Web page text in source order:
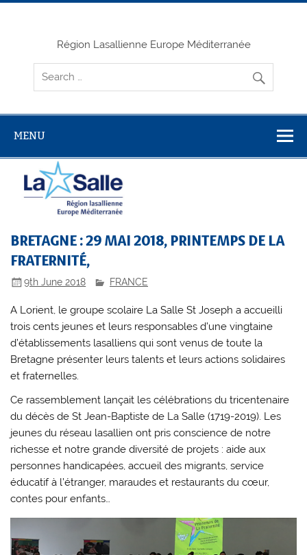
Skip
Région Lasallienne Europe Méditerranée
MENU
BRETAGNE : 29 MAI 2018, PRINTEMPS DE LA
FRATERNITÉ,
9th June 2018 FRANCE
A Lorient, le groupe scolaire La Salle St Joseph a accueilli
trois cents jeunes et leurs responsables d’une vingtaine
d’établissements lasalliens qui sont venus de toute la
Bretagne présenter leurs talents et leurs actions solidaires
et fraternelles.
Ce rassemblement lançait les célébrations du tricentenaire
du décès de St Jean-Baptiste de La Salle (1719-2019). Les
jeunes du réseau lasallien ont pris conscience de notre
richesse et notre grande diversité de projets : aide aux
personnes handicapées, accueil des migrants, service
éducatif à l’étranger, maraudes et restaurants du cœur,
contes pour enfants…